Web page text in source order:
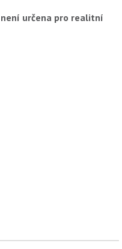
není určena pro realitní